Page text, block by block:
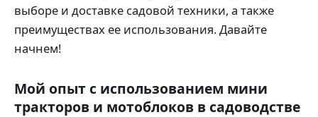
выборе и доставке садовой техники, а также
преимуществах ее использования. Давайте
начнем!
Мой опыт с использованием мини
тракторов и мотоблоков в садоводстве